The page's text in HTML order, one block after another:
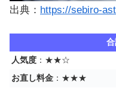
出典： https://sebiro-
人気度 ：★★☆
お直し料金 ：★★★